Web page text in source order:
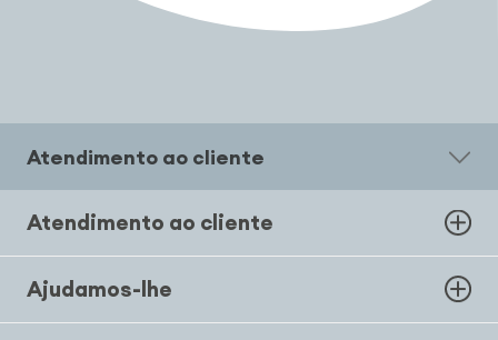
Atendimento ao cliente
Atendimento ao cliente
Ajudamos-lhe